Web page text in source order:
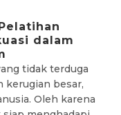
dalam
tidak terduga
kerugian besar,
Oleh karena